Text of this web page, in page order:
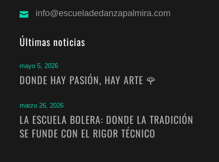
info@escueladedanzapalmira.com
Últimas noticias
mayo 5, 2026
DONDE HAY PASIÓN, HAY ARTE 🌹
marzo 26, 2026
LA ESCUELA BOLERA: DONDE LA TRADICIÓN
SE FUNDE CON EL RIGOR TÉCNICO